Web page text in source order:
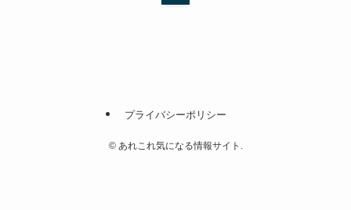
プライバシーポリシー
©あれこれ気になる情報サイト.